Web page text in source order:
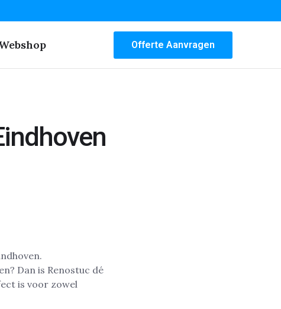
Offerte Aanvragen
Dan is Renostuc dé
is voor zowel